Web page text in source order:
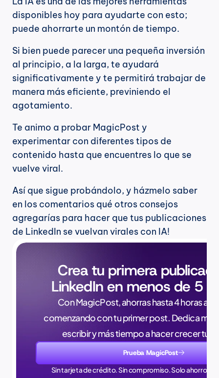
disponibles hoy para ayudarte con esto;
puede ahorrarte un montón de tiempo.
Si bien puede parecer una pequeña inversión
al principio, a la larga, te ayudará
significativamente y te permitirá trabajar de
manera más eficiente, previniendo el
agotamiento.
Te animo a probar MagicPost y
experimentar con diferentes tipos de
contenido hasta que encuentres lo que se
vuelve viral.
Así que sigue probándolo, y házmelo saber
en los comentarios qué otros consejos
agregarías para hacer que tus publicaciones
de LinkedIn se vuelvan virales con IA!
Crea tu primera
LinkedIn en menos de 5
Con MagicPost, ahorras hasta 4 horas a la
comenzando con tu primer post. Dedica
escribir y más tiempo a hacer crecer tu
Prueba MagicPost
Sin tarjeta de crédito. Sin compromiso. Solo ahorros